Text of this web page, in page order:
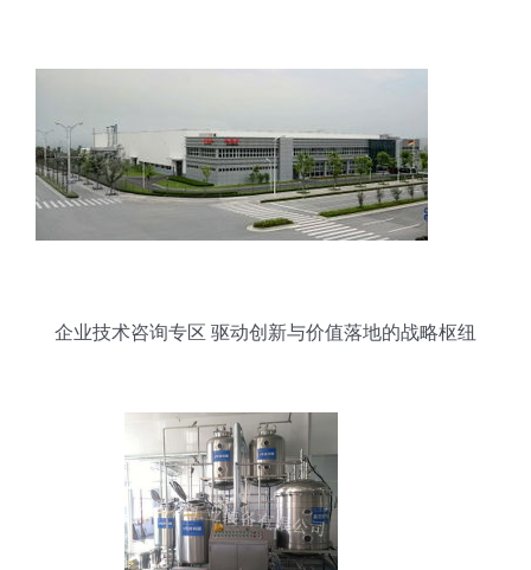
企业技术咨询专区 驱动创新与价值落地的战略枢纽